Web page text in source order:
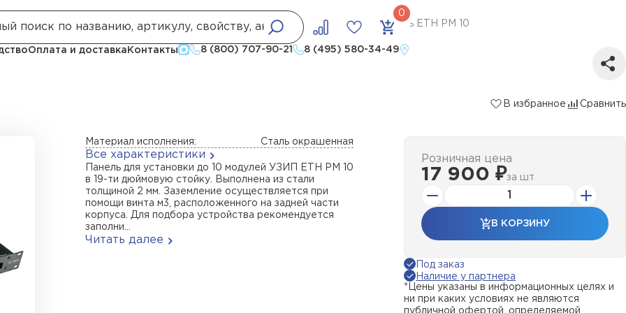
Оплата и доставка Контакты 8 (800) 707-90-21 8 (495) 580-34-49
Ethernet и PoEУЗИП для установки в 19-ти дюймовую стойку Панель ЕТН РМ 10
В избранное Сравнить
Материал исполнения: Сталь окрашенная
Все характеристики
Панель для установки до 10 модулей УЗИП ЕТН РМ 10
в 19-ти дюймовую стойку. Выполнена из стали
толщиной 2 мм. Заземление осуществляется при
помощи винта м3, расположенного на задней части
корпуса. Для подбора устройства рекомендуется
заполни...
Читать далее
Розничная цена
17 900 ₽за шт
В КОРЗИНУ
Под заказ
Наличие у партнера
*Цены указаны в информационных целях и
ни при каких условиях не являются
публичной офертой, определяемой